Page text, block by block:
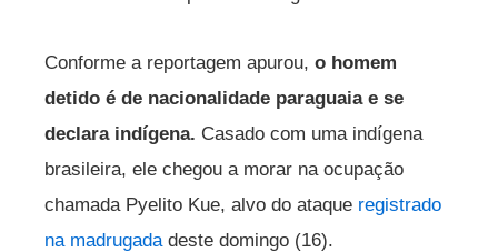
Conforme a reportagem apurou, o homem
detido é de nacionalidade paraguaia e se
declara indígena. Casado com uma indígena
brasileira, ele chegou a morar na ocupação
chamada Pyelito Kue, alvo do ataque registrado
na madrugada deste domingo (16).